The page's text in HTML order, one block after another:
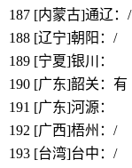
187 [内蒙古]通辽：/
188 [辽宁]朝阳：/
189 [宁夏]银川：
190 [广东]韶关：有
191 [广东]河源：
192 [广西]梧州：/
193 [台湾]台中：/